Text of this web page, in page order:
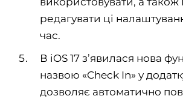
редагувати ці
час.
В iOS 17 з’явилася нова
назвою «Check In» у
дозволяє автоматично